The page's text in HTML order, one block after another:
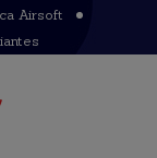
Airsoft